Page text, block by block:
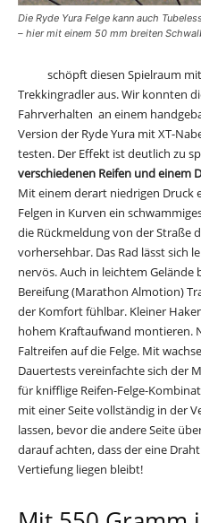
Die Ryde Yura Felge kann auch
– hier mit einem 50 mm breiten
schöpft diesen Spielraum
Trekkingradler aus. Wir konnten
Fahrverhalten an einem
Version der Ryde Yura mit XT-
testen. Der Effekt ist deutlich zu
verschiedenen Reifen und einem
Mit einem derart niedrigen Druck
Felgen in Kurven ein
die Rückmeldung von der Straße
vorhersehbar. Das Rad lässt sich
nervös. Auch in leichtem
Bereifung (Marathon Almotion)
der Komfort fühlbar. Kleiner
hohem Kraftaufwand montieren.
Faltreifen auf die Felge. Mit
Dauertests vereinfachte sich der
für knifflige Reifen-Felge-
mit einer Seite vollständig in der
lassen, bevor die andere Seite
darauf achten, dass der eine
Vertiefung liegen bleibt!